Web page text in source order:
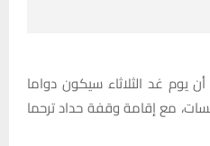
غد الثلاثاء سيكون دواما
مع إقامة وقفة حداد ترحما